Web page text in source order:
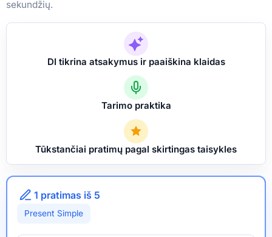
sekundžių.
DI tikrina atsakymus ir paaiškina klaidas
Tarimo praktika
Tūkstančiai pratimų pagal skirtingas taisykles
1 pratimas iš 5
Present Simple